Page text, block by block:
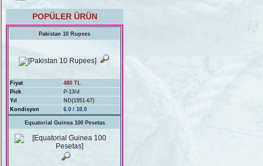
POPÜLER ÜRÜN
Pakistan 10 Rupees
Fiyat
480 TL
Pick
P-13/d
Yıl
ND(1951-67)
Kondisyon
6.0 / 10.0
Equatorial Guinea 100 Pesetas